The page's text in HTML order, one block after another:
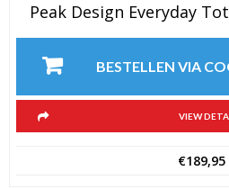
Peak Design Everyday
BESTELLEN VIA
VIEW
€189,95